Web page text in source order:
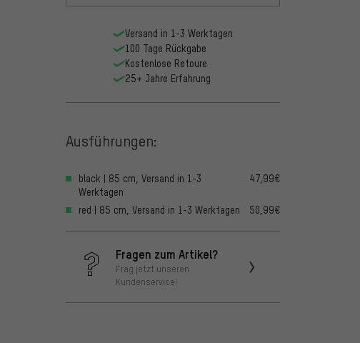
Versand in 1-3 Werktagen
100 Tage Rückgabe
Kostenlose Retoure
25+ Jahre Erfahrung
Ausführungen:
black | 85 cm, Versand in 1-3
Werktagen
47,99€
red | 85 cm, Versand in 1-3 Werktagen 50,99€
Fragen zum Artikel?
Frag jetzt unseren
Kundenservice!